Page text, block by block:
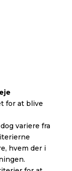
for at blive
variere fra
hvem der i